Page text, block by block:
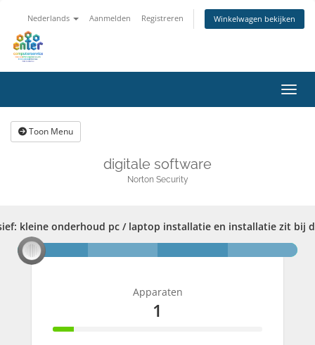
Nederlands Aanmelden Registreren Winkelwagen bekijken
Toon Menu
digitale software
Norton Security
kleine onderhoud pc / laptop installatie en installatie zit bij
kleine onderhoud pc / laptop installatie en installatie zit bij
Norton Security Premium + Backup 25 GB
Apparaten
1
10% Complete